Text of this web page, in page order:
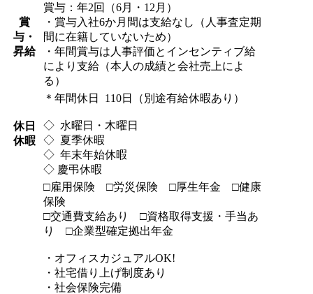
賞
与・
昇給
賞与：年2回（6月・12月）
・賞与入社6か月間は支給なし（人事査定期
間に在籍していないため）
・年間賞与は人事評価とインセンティブ給
により支給（本人の成績と会社売上によ
る）
休日
休暇
＊年間休日 110日（別途有給休暇あり）
◇ 水曜日・木曜日
◇ 夏季休暇
◇ 年末年始休暇
◇ 慶弔休暇
□雇用保険 □労災保険 □厚生年金 □健康
保険
□交通費支給あり □資格取得支援・手当あ
り □企業型確定拠出年金
・オフィスカジュアルOK!
・社宅借り上げ制度あり
・社会保険完備